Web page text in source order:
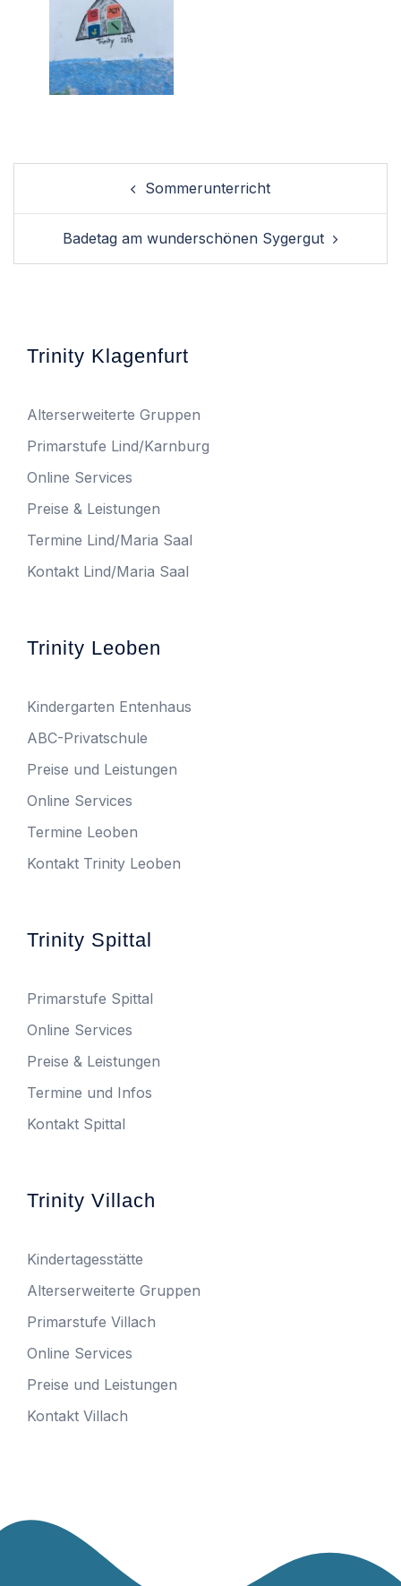
Sommerunterricht
Badetag am wunderschönen Sygergut
Trinity Klagenfurt
Alterserweiterte Gruppen
Primarstufe Lind/Karnburg
Online Services
Preise & Leistungen
Termine Lind/Maria Saal
Kontakt Lind/Maria Saal
Trinity Leoben
Kindergarten Entenhaus
ABC-Privatschule
Preise und Leistungen
Online Services
Termine Leoben
Kontakt Trinity Leoben
Trinity Spittal
Primarstufe Spittal
Online Services
Preise & Leistungen
Termine und Infos
Kontakt Spittal
Trinity Villach
Kindertagesstätte
Alterserweiterte Gruppen
Primarstufe Villach
Online Services
Preise und Leistungen
Kontakt Villach